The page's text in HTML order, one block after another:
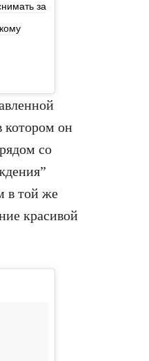
за
он
со
в той же
красивой